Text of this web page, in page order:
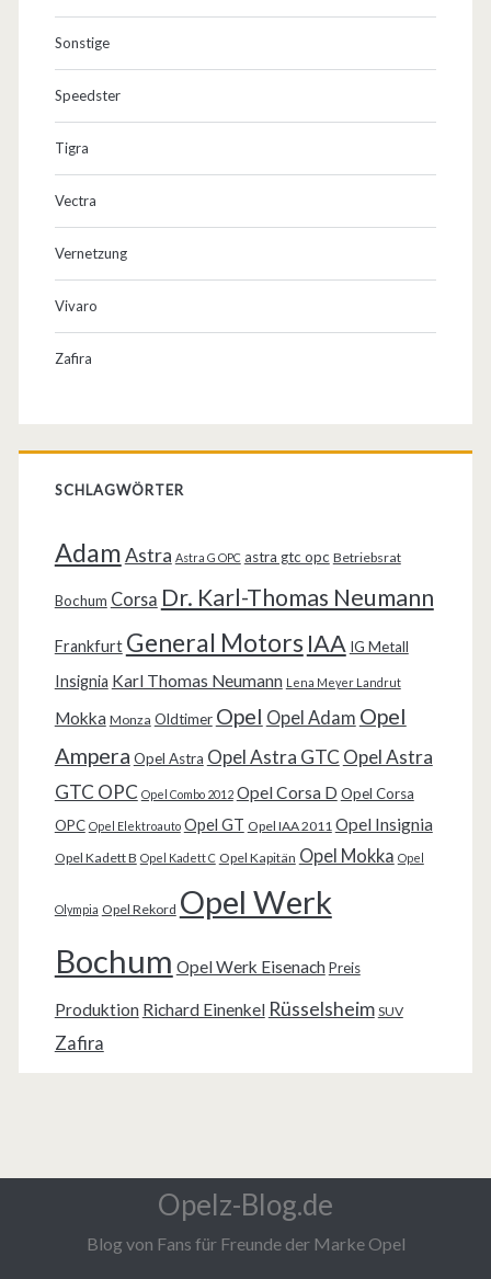
Sonstige
Speedster
Tigra
Vectra
Vernetzung
Vivaro
Zafira
SCHLAGWÖRTER
AdamAstra Astra G OPC astra gtc opc Betriebsrat
Bochum Corsa Dr. Karl-Thomas Neumann
Frankfurt General Motors IAA IG Metall
Insignia Karl Thomas Neumann Lena Meyer Landrut
Mokka Monza Oldtimer Opel Opel Adam Opel
Ampera Opel Astra Opel Astra GTC Opel Astra
GTC OPC Opel Combo 2012 Opel Corsa D Opel Corsa
OPC Opel Elektroauto Opel GT Opel IAA 2011 Opel Insignia
Opel Kadett B Opel Kadett C Opel Kapitän Opel Mokka Opel
Olympia Opel Rekord Opel Werk
Bochum Opel Werk Eisenach Preis
Produktion Richard Einenkel Rüsselsheim SUV
Zafira
Opelz-Blog.de
Blog von Fans für Freunde der Marke Opel